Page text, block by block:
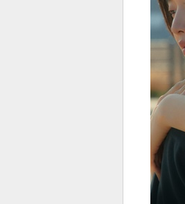
많이 본 뉴스
페이